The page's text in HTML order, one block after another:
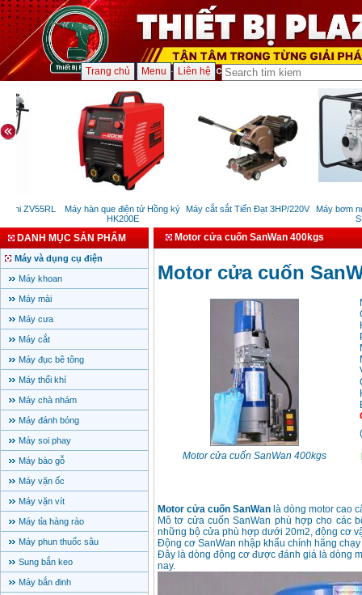
Trang chủ Menu Liên hệ
ZV55RL
Máy hàn que điện tử Hồng ký
HK200E
Máy cắt sắt Tiến Đạt 3HP/220V
Máy bơm
DANH MỤC SẢN PHẨM
Máy và dụng cụ điện
Máy khoan
Máy mài
Máy cưa
Máy cắt
Máy đục bê tông
Máy thổi khí
Máy chà nhám
Máy đánh bóng
Máy soi phay
Máy bào gỗ
Máy vặn ốc
Máy vặn vít
Máy tỉa hàng rào
Máy phun thuốc sâu
Sung bắn keo
Máy bắn đinh
Motor cửa cuốn SanWan 400kgs
Motor cửa cuốn
Motor cửa cuốn SanWan 400kgs
(
Motor cửa cuốn SanWan là dòng motor cao
Mô tơ cửa cuốn SanWan phù hợp cho các
những bộ cửa phù hợp dưới 20m2, động cơ
Động cơ SanWan nhập khẩu chính hãng
Đây là dòng động cơ được đánh giá là dòng
nay.